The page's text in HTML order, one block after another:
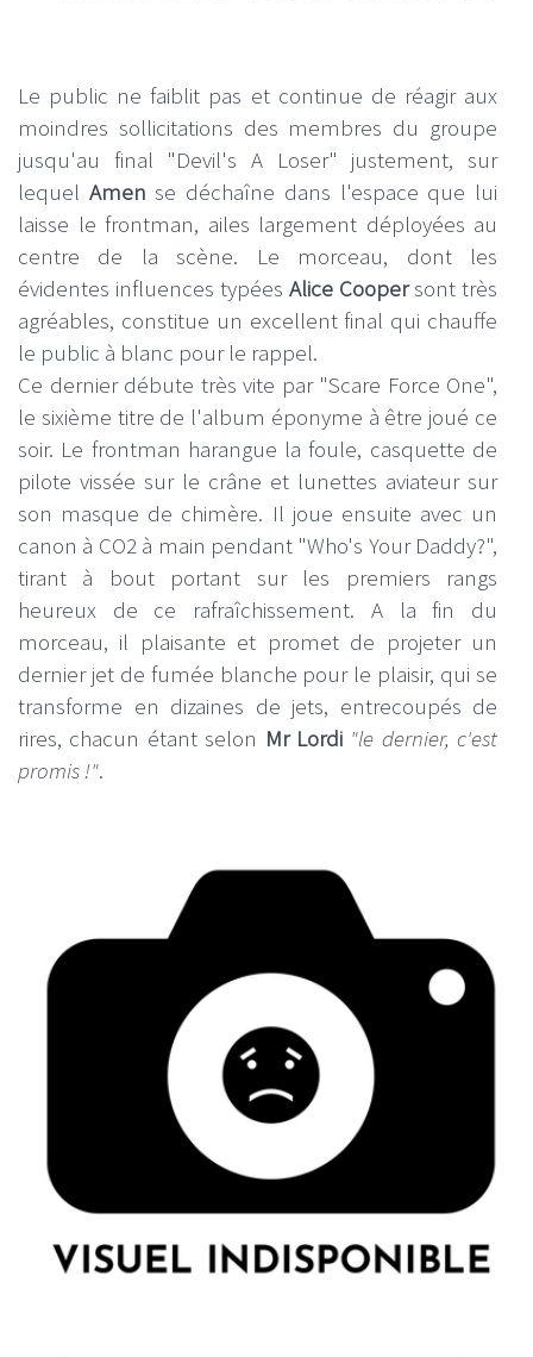
Le public ne faiblit pas et continue de réagir aux
moindres sollicitations des membres du groupe
jusqu'au final "Devil's A Loser" justement, sur
lequel Amen se déchaîne dans l'espace que lui
laisse le frontman, ailes largement déployées au
centre de la scène. Le morceau, dont les
évidentes influences typées Alice Coopersont très
agréables, constitue un excellent final qui chauffe
le public à blanc pour le rappel.
Ce dernier débute très vite par "Scare Force One",
le sixième titre de l'album éponyme à être joué ce
soir. Le frontman harangue la foule, casquette de
pilote vissée sur le crâne et lunettes aviateur sur
son masque de chimère. Il joue ensuite avec un
canon à CO2 à main pendant "Who's Your Daddy?",
tirant à bout portant sur les premiers rangs
heureux de ce rafraîchissement. A la fin du
morceau, il plaisante et promet de projeter un
dernier jet de fumée blanche pour le plaisir, qui se
transforme en dizaines de jets, entrecoupés de
rires, chacun étant selon Mr Lordi "le dernier, c'est
promis !".